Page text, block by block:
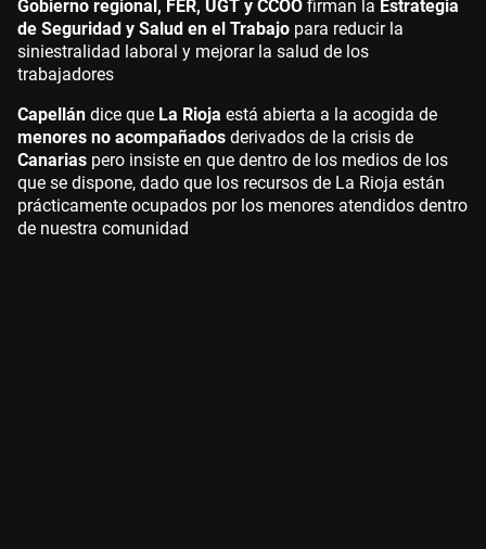
Gobierno regional, FER, UGT y CCOO firman la Estrategia
de Seguridad y Salud en el Trabajo para reducir la
siniestralidad laboral y mejorar la salud de los
trabajadores
Capellán dice que La Rioja está abierta a la acogida de
menores no acompañados derivados de la crisis de
Canarias pero insiste en que dentro de los medios de los
que se dispone, dado que los recursos de La Rioja están
prácticamente ocupados por los menores atendidos dentro
de nuestra comunidad